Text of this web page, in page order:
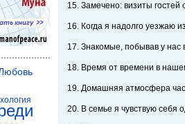
15. Замечено: визиты
16. Когда я надолго уезжаю
17. Знакомые, побывав у нас
18. Время от времени в
19. Домашняя атмосфера
20. В семье я чувствую себя